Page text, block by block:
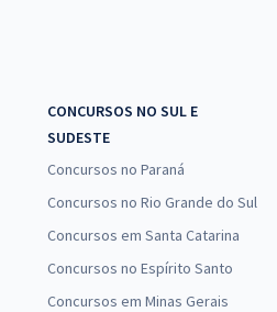
CONCURSOS NO SUL E
SUDESTE
Concursos no Paraná
Concursos no Rio Grande do Sul
Concursos em Santa Catarina
Concursos no Espírito Santo
Concursos em Minas Gerais